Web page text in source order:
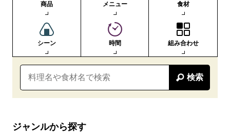
商品 メニュー 食材
シーン 時間 組み合わせ
検索
ジャンルから探す